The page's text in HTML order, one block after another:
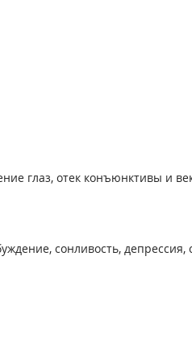
глаз, отек конъюнктивы и
сонливость, депрессия,